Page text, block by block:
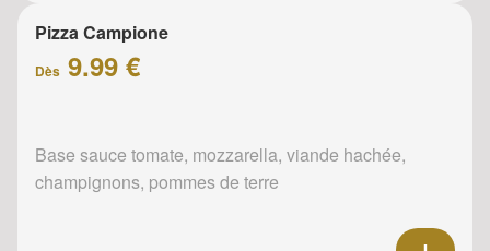
Pizza Campione
Dès 9.99 €
Base sauce tomate, mozzarella, viande hachée,
champignons, pommes de terre